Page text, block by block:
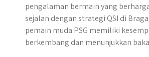
pengalaman bermain yang
sejalan dengan strategi QSI di
pemain muda PSG memiliki
berkembang dan menunjukkan